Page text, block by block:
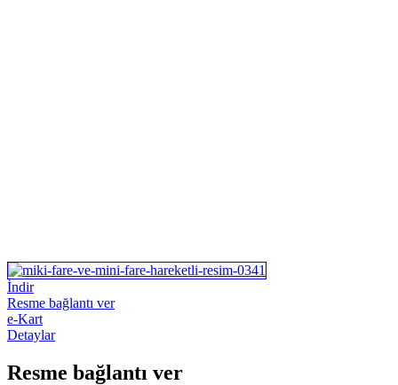
İndir
Resme bağlantı ver
e-Kart
Detaylar
Resme bağlantı ver